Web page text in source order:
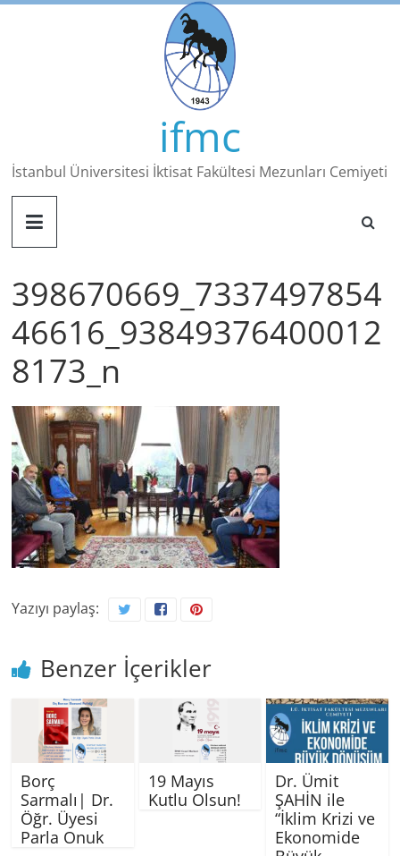
Skip
ifmc
İstanbul Üniversitesi İktisat Fakültesi Mezunları Cemiyeti
398670669_7337497854
46616_93849376400012
8173_n
Yazıyı paylaş:
Benzer İçerikler
Borç
Sarmalı| Dr.
Öğr. Üyesi
Parla Onuk
19 Mayıs
Kutlu Olsun!
Dr. Ümit
ŞAHİN ile
“İklim Krizi ve
Ekonomide